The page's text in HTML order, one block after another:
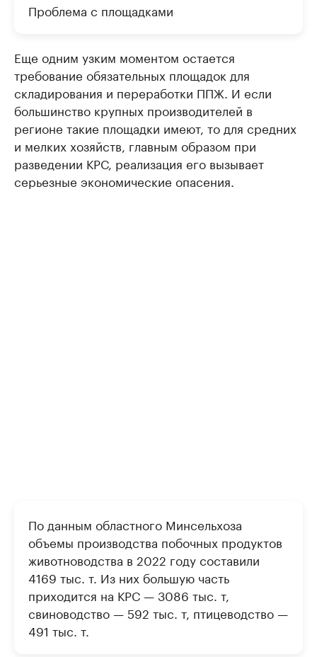
Проблема с площадками
Еще одним узким моментом остается
требование обязательных площадок для
складирования и переработки ППЖ. И если
большинство крупных производителей в
регионе такие площадки имеют, то для средних
и мелких хозяйств, главным образом при
разведении КРС, реализация его вызывает
серьезные экономические опасения.
По данным областного Минсельхоза
объемы производства побочных продуктов
животноводства в 2022 году составили
4169 тыс. т. Из них большую часть
приходится на КРС — 3086 тыс. т,
свиноводство — 592 тыс. т, птицеводство —
491 тыс. т.